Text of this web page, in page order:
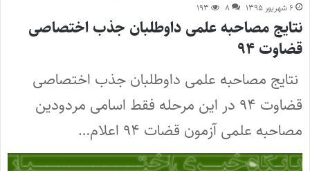
۶ شهریور ۱۳۹۵ ۸ ۱۹۳
نتایج مصاحبه علمی داوطلبان جذب اختصاصی
قضاوت ۹۴
نتایج مصاحبه علمی داوطلبان جذب اختصاصی
قضاوت ۹۴ در این مرحله فقط اسامی مردودین
مصاحبه علمی آزمون قضات ۹۴ اعلام…